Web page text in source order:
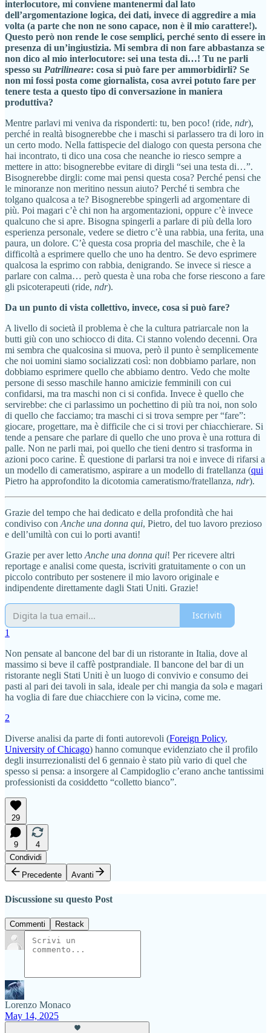
interlocutore, mi conviene mantenermi dal lato
dell’argomentazione logica, dei dati, invece di aggredire a mia
volta (a parte che non ne sono capace, non è il mio carattere!).
Questo però non rende le cose semplici, perché sento di essere in
presenza di un’ingiustizia. Mi sembra di non fare abbastanza se
non dico al mio interlocutore: sei una testa di…! Tu ne parli
spesso su Patrilineare: cosa si può fare per ammorbidirli? Se
non mi fossi posta come giornalista, cosa avrei potuto fare per
tenere testa a questo tipo di conversazione in maniera
produttiva?
Mentre parlavi mi veniva da risponderti: tu, ben poco! (ride, ndr),
perché in realtà bisognerebbe che i maschi si parlassero tra di loro in
un certo modo. Nella fattispecie del dialogo con questa persona che
hai incontrato, ti dico una cosa che neanche io riesco sempre a
mettere in atto: bisognerebbe evitare di dirgli “sei una testa di…”.
Bisognerebbe dirgli: come mai pensi questa cosa? Perché pensi che
le minoranze non meritino nessun aiuto? Perché ti sembra che
tolgano qualcosa a te? Bisognerebbe spingerli ad argomentare di
più. Poi magari c’è chi non ha argomentazioni, oppure c’è invece
qualcuno che si apre. Bisogna spingerli a parlare di più della loro
esperienza personale, vedere se dietro c’è una rabbia, una ferita, una
paura, un dolore. C’è questa cosa propria del maschile, che è la
difficoltà a esprimere quello che uno ha dentro. Se devo esprimere
qualcosa la esprimo con rabbia, denigrando. Se invece si riesce a
parlare con calma… però questa è una roba che forse riescono a fare
gli psicoterapeuti (ride, ndr).
Da un punto di vista collettivo, invece, cosa si può fare?
A livello di società il problema è che la cultura patriarcale non la
butti giù con uno schiocco di dita. Ci stanno volendo decenni. Ora
mi sembra che qualcosina si muova, però il punto è semplicemente
che noi uomini siamo socializzati così: non dobbiamo parlare, non
dobbiamo esprimere quello che abbiamo dentro. Vedo che molte
persone di sesso maschile hanno amicizie femminili con cui
confidarsi, ma tra maschi non ci si confida. Invece è quello che
servirebbe: che ci parlassimo un pochettino di più tra noi, non solo
di quello che facciamo; tra maschi ci si trova sempre per “fare”:
giocare, progettare, ma è difficile che ci si trovi per chiacchierare. Si
tende a pensare che parlare di quello che uno prova è una rottura di
palle. Non ne parli mai, poi quello che tieni dentro si trasforma in
azioni poco carine. È questione di parlarsi tra noi e invece di rifarsi a
un modello di cameratismo, aspirare a un modello di fratellanza (qui
Pietro ha approfondito la dicotomia cameratismo/fratellanza, ndr).
Grazie del tempo che hai dedicato e della profondità che hai
condiviso con Anche una donna qui, Pietro, del tuo lavoro prezioso
e dell’umiltà con cui lo porti avanti!
Grazie per aver letto Anche una donna qui! Per ricevere altri
reportage e analisi come questa, iscriviti gratuitamente o con un
piccolo contributo per sostenere il mio lavoro originale e
indipendente direttamente dagli Stati Uniti. Grazie!
Iscriviti
1
Non pensate al bancone del bar di un ristorante in Italia, dove al
massimo si beve il caffè postprandiale. Il bancone del bar di un
ristorante negli Stati Uniti è un luogo di convivio e consumo dei
pasti al pari dei tavoli in sala, ideale per chi mangia da solə e magari
ha voglia di fare due chiacchiere con lə vicinə, come me.
2
Diverse analisi da parte di fonti autorevoli (Foreign Policy,
University of Chicago) hanno comunque evidenziato che il profilo
degli insurrezionalisti del 6 gennaio è stato più vario di quel che
spesso si pensa: a insorgere al Campidoglio c’erano anche tantissimi
professionisti da cosiddetto “colletto bianco”.
29
9
4
Condividi
Precedente
Avanti
Discussione su questo Post
Commenti Restack
Lorenzo Monaco
May 14, 2025